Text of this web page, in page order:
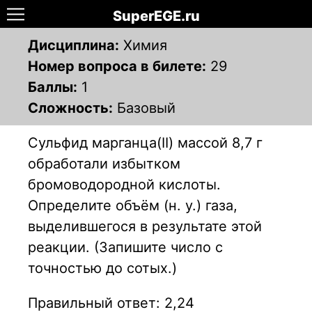
SuperEGE.ru
Дисциплина: Химия
Номер вопроса в билете: 29
Баллы: 1
Сложность: Базовый
Сульфид марганца(ІІ) массой 8,7 г
обработали избытком
бромоводородной кислоты.
Определите объём (н. у.) газа,
выделившегося в результате этой
реакции. (Запишите число с
точностью до сотых.)
Правильный ответ: 2,24